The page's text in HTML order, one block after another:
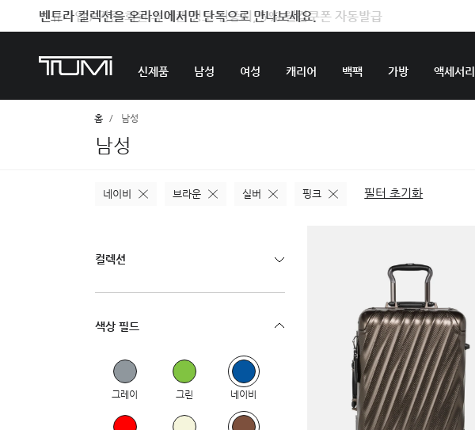
벤트라 컬렉션을 온라인에서만 단독으로 만나보세요.
신제품 남성 여성 캐리어 백팩 가방 액세서리
홈 남성
남성
필터 초기화
네이비 브라운 실버 핑크
컬렉션
색상 필드
그레이 그린 네이비